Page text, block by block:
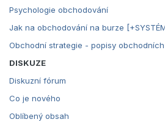
Psychologie obchodování
Jak na obchodování na burze [+SYSTÉM
Obchodní strategie - popisy
DISKUZE
Diskuzní fórum
Co je nového
Oblíbený obsah